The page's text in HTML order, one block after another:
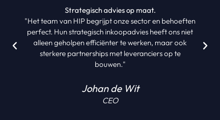
Strategisch advies op maat.
"Het team van HIP begrijpt onze sector en behoeften
perfect. Hun strategisch inkoopadvies heeft ons niet
alleen geholpen efficiënter te werken, maar ook
sterkere partnerships met leveranciers op te
bouwen."
Johan de Wit
CEO